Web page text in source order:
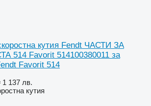
кутия Fendt ЧАСТИ ЗА
514 Favorit 514100380011 за
Favorit 514
1 137 лв.
кутия